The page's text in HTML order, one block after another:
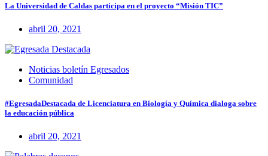
La Universidad de Caldas participa en el proyecto “Misión TIC”
abril 20, 2021
Noticias boletín Egresados
Comunidad
#EgresadaDestacada de Licenciatura en Biología y Química dialoga sobre
la educación pública
abril 20, 2021